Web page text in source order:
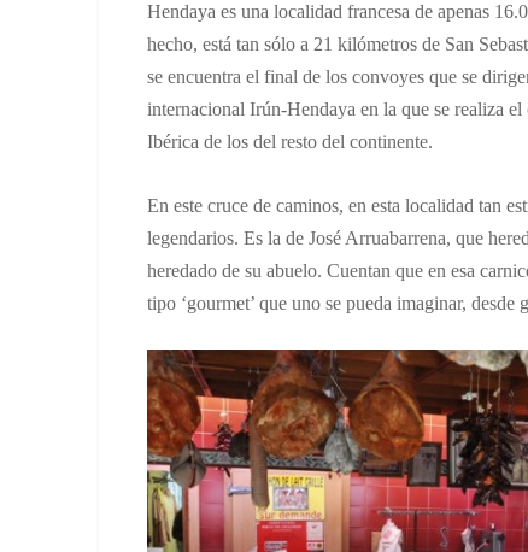
Hendaya es una localidad francesa de apenas
hecho, está tan sólo a 21 kilómetros de San
se encuentra el final de los convoyes que se
internacional Irún-Hendaya en la que se realiza
Ibérica de los del resto del continente.
En este cruce de caminos, en esta localidad tan
legendarios. Es la de José Arruabarrena, que
heredado de su abuelo. Cuentan que en esa
tipo ‘gourmet’ que uno se pueda imaginar,